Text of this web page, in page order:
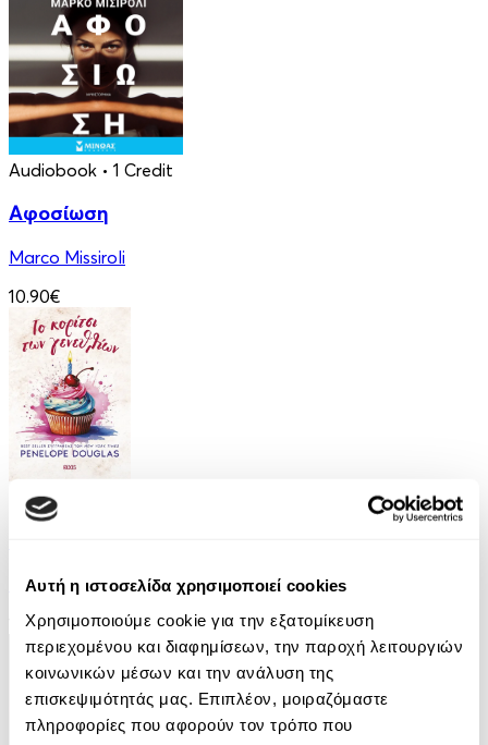
Αυτή η ιστοσελίδα χρησιμοποιεί cookies
Χρησιμοποιούμε cookie για την εξατομίκευση
περιεχομένου και διαφημίσεων, την παροχή λειτουργιών
κοινωνικών μέσων και την ανάλυση της
επισκεψιμότητάς μας. Επιπλέον, μοιραζόμαστε
πληροφορίες που αφορούν τον τρόπο που
Audiobook • 1 Credit
Αφοσίωση
Marco Missiroli
10.90€
eBook
Penelope Douglas
12.99€